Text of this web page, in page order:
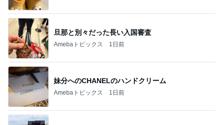
旦那と別々だった長い入国審査
Amebaトピックス 1日前
妹分へのCHANELのハンドクリーム
Amebaトピックス 1日前